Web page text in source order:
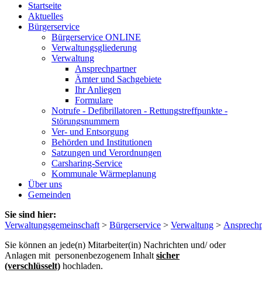
Startseite
Aktuelles
Bürgerservice
Bürgerservice ONLINE
Verwaltungsgliederung
Verwaltung
Ansprechpartner
Ämter und Sachgebiete
Ihr Anliegen
Formulare
Notrufe - Defibrillatoren - Rettungstreffpunkte -
Störungsnummern
Ver- und Entsorgung
Behörden und Institutionen
Satzungen und Verordnungen
Carsharing-Service
Kommunale Wärmeplanung
Über uns
Gemeinden
Sie sind hier:
Verwaltungsgemeinschaft > Bürgerservice > Verwaltung >
Sie können an jede(n) Mitarbeiter(in) Nachrichten und/ oder
Anlagen mit personenbezogenem Inhalt sicher
(verschlüsselt) hochladen.